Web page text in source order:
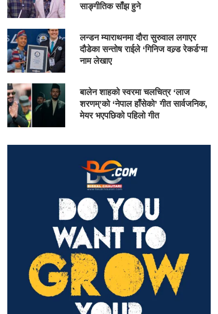
साङ्गीतिक साँझ हुने
लन्डन म्याराथनमा दौरा सुरुवाल लगाएर
दौडेका सन्तोष राईले ‘गिनिज वल्र्ड रेकर्ड’मा
नाम लेखाए
बालेन शाहको स्वरमा चलचित्र ‘लाज
शरणम्’को ‘नेपाल हाँसेको’ गीत सार्वजनिक,
मेयर भएपछिको पहिलो गीत